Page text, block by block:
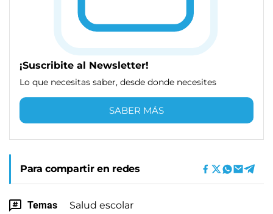
¡Suscribite al Newsletter!
Lo que necesitas saber, desde donde necesites
SABER MÁS
Para compartir en redes
Temas Salud escolar